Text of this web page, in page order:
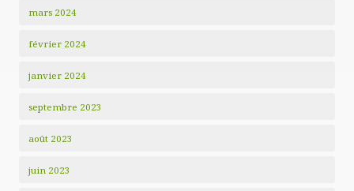
mars 2024
février 2024
janvier 2024
septembre 2023
août 2023
juin 2023